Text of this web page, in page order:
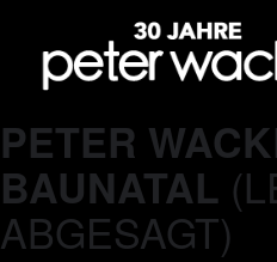
PETER
BAUNATAL
ABGESAGT)